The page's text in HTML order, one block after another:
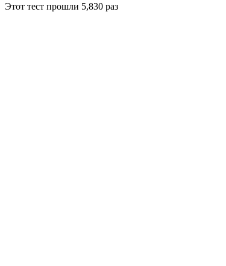
Этот тест прошли 5,830 раз